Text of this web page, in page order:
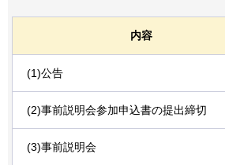
内容
(1)公告
(2)事前説明会参加申込書の提出締切
(3)事前説明会